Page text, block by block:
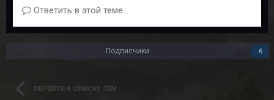
Ответить в этой теме...
Подписчики 6
ПЕРЕЙТИ К СПИСКУ ТЕМ